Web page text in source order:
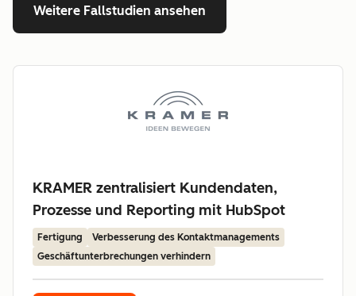
Weitere Fallstudien ansehen
KRAMER zentralisiert Kundendaten,
Prozesse und Reporting mit HubSpot
Fertigung
Verbesserung des Kontaktmanagements
Geschäftunterbrechungen verhindern